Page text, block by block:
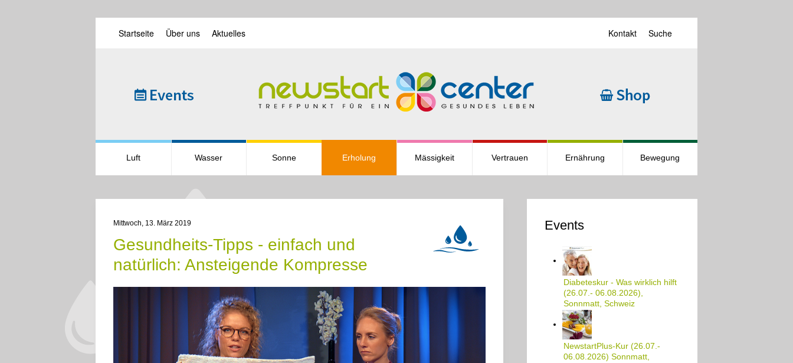
Startseite Über uns Aktuelles Kontakt Suche
Luft Wasser Sonne Erholung Mässigkeit Vertrauen Ernährung Bewegung
Mittwoch, 13. März 2019
Gesundheits-Tipps - einfach und
natürlich: Ansteigende Kompresse
Events
Diabeteskur - Was wirklich hilft
(26.07.- 06.08.2026),
Sonnmatt, Schweiz
NewstartPlus-Kur (26.07.-
06.08.2026) Sonnmatt,